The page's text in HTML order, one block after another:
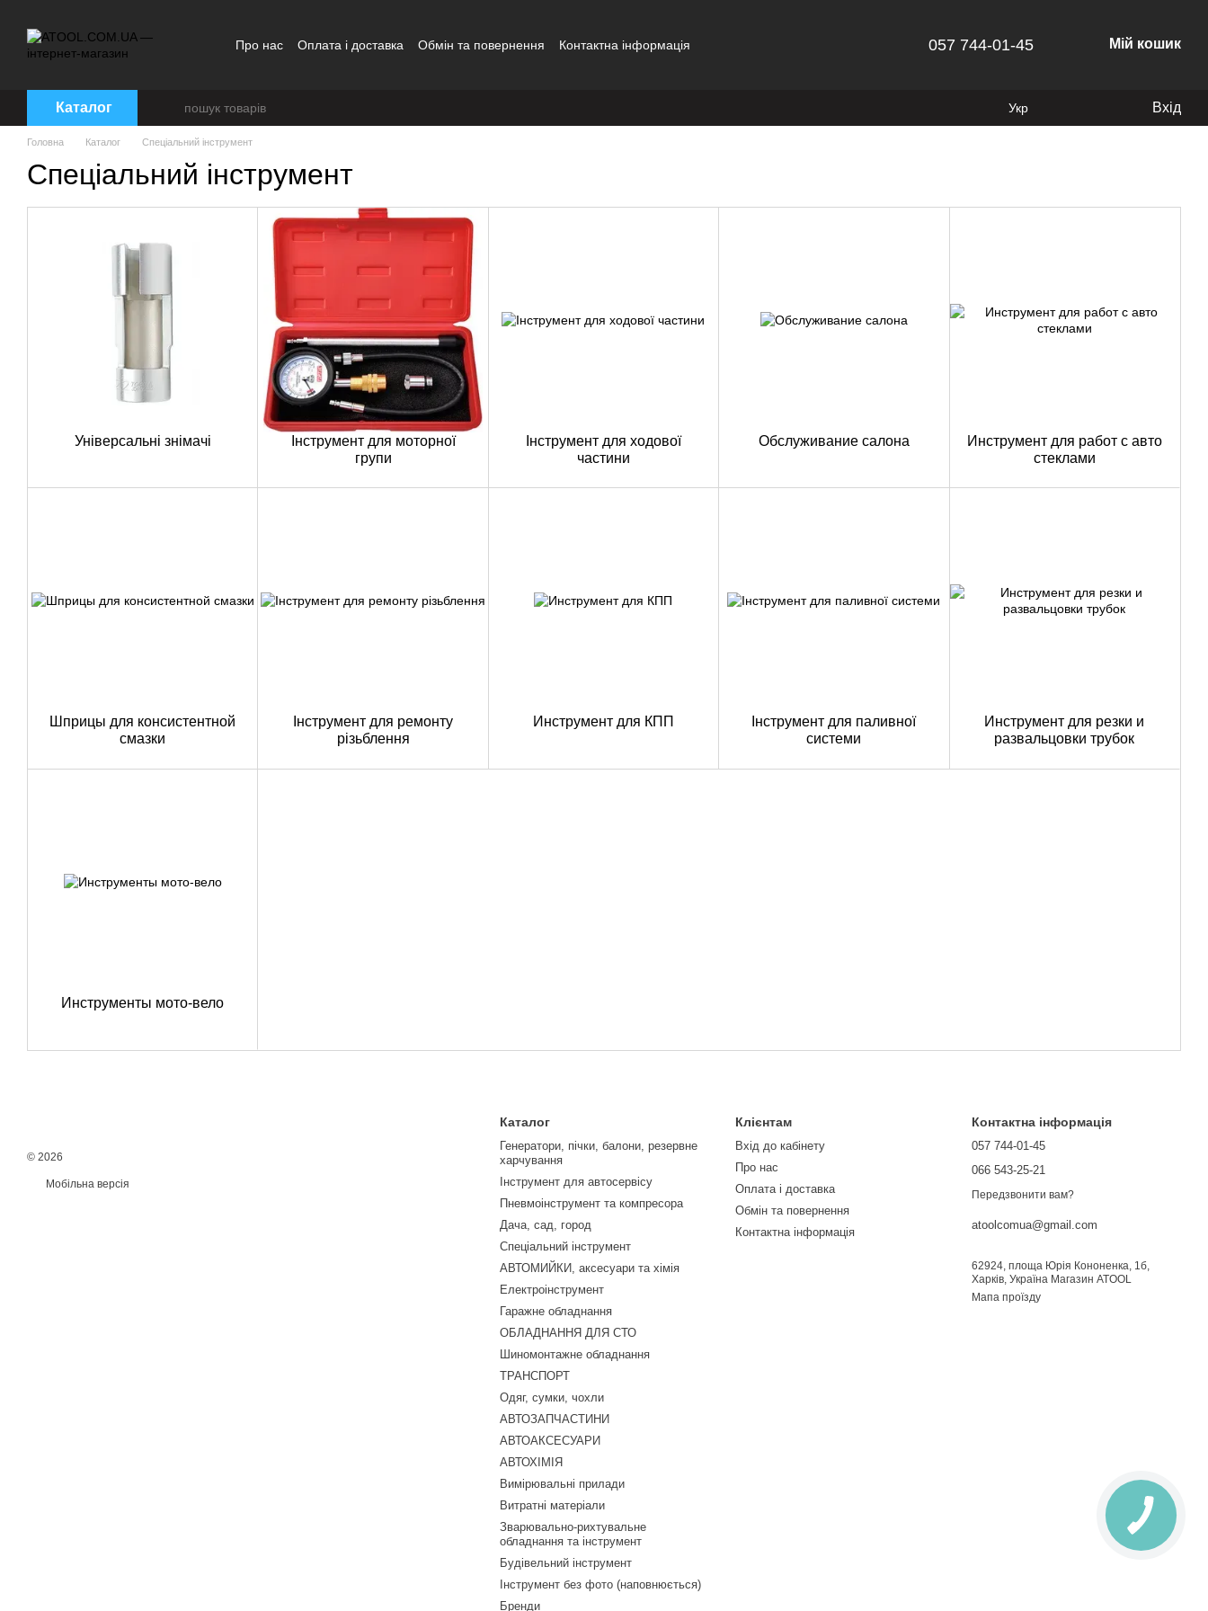
Про нас Оплата і доставка Обмін та повернення Контактна інформація 057 744-01-45 Мій кошик
Каталог Укр Вхід
Головна Каталог Спеціальний інструмент
Спеціальний інструмент
Універсальні знімачі
Інструмент для моторної
групи
Інструмент для ходової
частини
Обслуживание салона
Инструмент для работ с авто
стеклами
Шприцы для консистентной
смазки
Інструмент для ремонту
різьблення
Инструмент для КПП
Інструмент для паливної
системи
Инструмент для резки и
развальцовки трубок
Инструменты мото-вело
© 2026
Мобільна версія
Каталог
Генератори, пічки, балони, резервне
харчування
Інструмент для автосервісу
Пневмоінструмент та компресора
Дача, сад, город
Спеціальний інструмент
АВТОМИЙКИ, аксесуари та хімія
Електроінструмент
Гаражне обладнання
ОБЛАДНАННЯ ДЛЯ СТО
Шиномонтажне обладнання
ТРАНСПОРТ
Одяг, сумки, чохли
АВТОЗАПЧАСТИНИ
АВТОАКСЕСУАРИ
АВТОХІМІЯ
Вимірювальні прилади
Витратні матеріали
Зварювально-рихтувальне
обладнання та інструмент
Будівельний інструмент
Інструмент без фото (наповнюється)
Бренди
Клієнтам
Вхід до кабінету
Про нас
Оплата і доставка
Обмін та повернення
Контактна інформація
Контактна інформація
057 744-01-45
066 543-25-21
Передзвонити вам?
atoolcomua@gmail.com
62924, площа Юрія Кононенка, 1б,
Харків, Україна Магазин ATOOL
Мапа проїзду